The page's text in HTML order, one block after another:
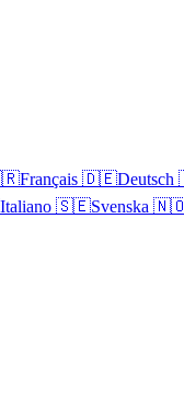
Français 🇩🇪Deutsch
Italiano 🇸🇪Svenska